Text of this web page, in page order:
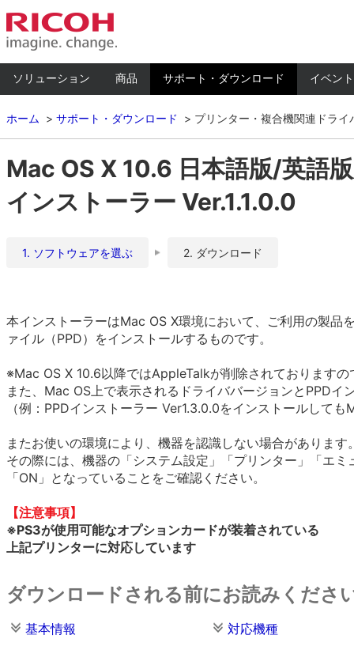
ソリューション 商品 サポート・ダウンロード イベン
ホーム サポート・ダウンロード プリンター・複合機関連ドライ
Mac OS X 10.6 日本語版/英語
インストーラー Ver.1.1.0.0
1. ソフトウェアを選ぶ 2. ダウンロード
本インストーラーはMac OS X環境において、ご利用の製
ァイル（PPD）をインストールするものです。
※Mac OS X 10.6以降ではAppleTalkが削除されております
また、Mac OS上で表示されるドライババージョンとPPD
（例：PPDインストーラー Ver1.3.0.0をインストールして
またお使いの環境により、機器を認識しない場合があります
その際には、機器の「システム設定」「プリンター」「エミ
「ON」となっていることをご確認ください。
【注意事項】
※PS3が使用可能なオプションカードが装着されている
上記プリンターに対応しています
ダウンロードされる前にお読みくださ
基本情報
対応機種